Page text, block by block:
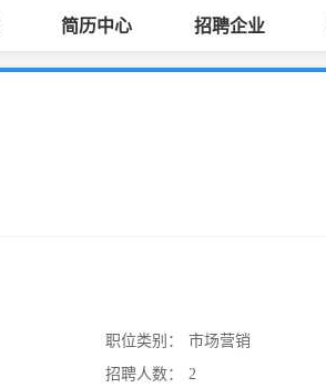
简历中心 招聘企业
职位类别：
市场营销
招聘人数：
2